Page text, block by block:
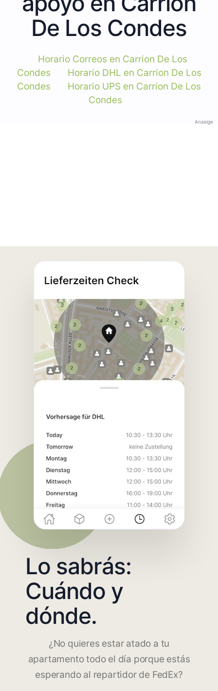
De Los Condes
Horario Correos en Carrion De Los
Condes
Horario DHL en Carrion De Los
Condes
Horario UPS en Carrion De Los
Condes
Anzeige
Lo sabrás:
Cuándo y
dónde.
¿No quieres estar atado a tu
apartamento todo el día porque estás
esperando al repartidor de FedEx?